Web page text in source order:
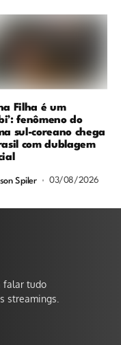
Filha é um
fenômeno do
sul-coreano chega
com dublagem
Spiler 03/08/2026
falar tudo
streamings.